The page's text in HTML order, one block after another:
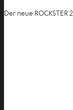
Der neue